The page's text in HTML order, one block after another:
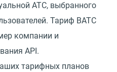
АТС, выбранного
Тариф ВАТС
компании и
API.
тарифных планов